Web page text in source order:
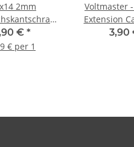
2mm
Servos,
€ *
€ per 1
Voltmaster
Extension
XH -
3,90